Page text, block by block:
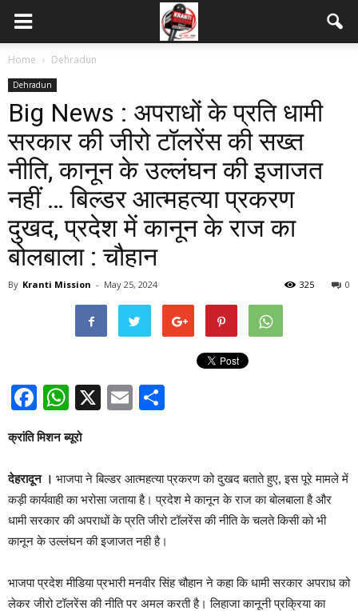
Home Dehradun
Dehradun
Big News : अपराधों के प्रति धामी
सरकार की जीरो टॉलरेंस की सख्त
नीति, कानून के उल्लंघन की इजाजत
नहीं … बिल्डर आत्महत्या प्रकरण
दुखद, प्रदेश में कानून के राज का
बोलबाला : चौहान
By Kranti Mission - May 25, 2024 0
325
Facebook
WhatsApp
X Email
क्रांति मिशन ब्यूरो
देहरादून । भाजपा ने बिल्डर आत्महत्या प्रकरण को दुखद बताते हुए, इस पूरे मामले में
कड़ी कार्यवाही का भरोसा जताया है। प्रदेश मे कानून के राज का बोलबाला है और
धामी सरकार की अपराधों के प्रति जीरो टॉलरेंस की नीति के चलते किसी को भी
कानून के उल्लंघन की इजाजत नही है।
भाजपा प्रदेश मीडिया प्रभारी मनवीर सिंह चौहान ने कहा कि धामी सरकार अपराध को
लेकर जीरो टॉलरेंस की नीति पर अमल करती है। लिहाजा कानूनी प्रक्रिया का